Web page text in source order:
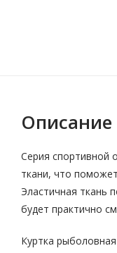
Описание
Серия спортивной
ткани, что
Эластичная ткань
будет практично
Куртка